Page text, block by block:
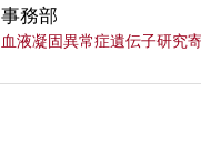
事務部
血液凝固異常症遺伝子研究